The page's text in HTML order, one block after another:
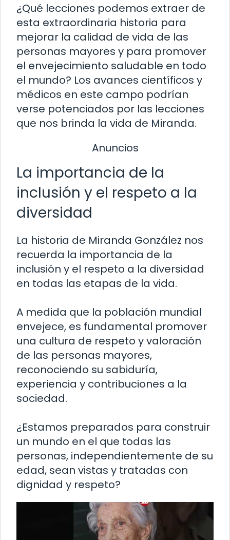
¿Qué lecciones podemos extraer de
esta extraordinaria historia para
mejorar la calidad de vida de las
personas mayores y para promover
el envejecimiento saludable en todo
el mundo? Los avances científicos y
médicos en este campo podrían
verse potenciados por las lecciones
que nos brinda la vida de Miranda.
Anuncios
La importancia de la
inclusión y el respeto a la
diversidad
La historia de Miranda González nos
recuerda la importancia de la
inclusión y el respeto a la diversidad
en todas las etapas de la vida.
A medida que la población mundial
envejece, es fundamental promover
una cultura de respeto y valoración
de las personas mayores,
reconociendo su sabiduría,
experiencia y contribuciones a la
sociedad.
¿Estamos preparados para construir
un mundo en el que todas las
personas, independientemente de su
edad, sean vistas y tratadas con
dignidad y respeto?